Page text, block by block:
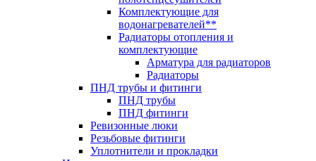
Комплектующие для
водонагревателей**
Радиаторы отопления и
комплектующие
Арматура для радиаторов
Радиаторы
ПНД трубы и фитинги
ПНД трубы
ПНД фитинги
Ревизонные люки
Резьбовые фитинги
Уплотнители и прокладки